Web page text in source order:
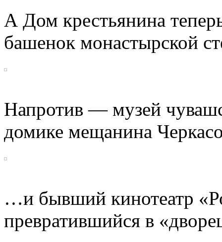
А Дом крестьянина
башенок монастырской
Напротив — музей
домике мещанина
…и бывший кинотеатр
превратившийся в